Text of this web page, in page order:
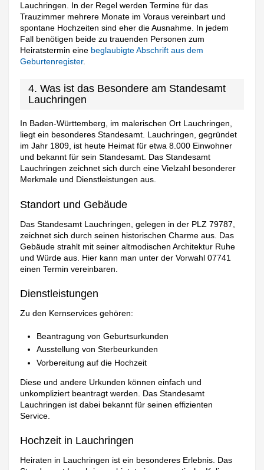
Lauchringen. In der Regel werden Termine für das
Trauzimmer mehrere Monate im Voraus vereinbart und
spontane Hochzeiten sind eher die Ausnahme. In jedem
Fall benötigen beide zu trauenden Personen zum
Heiratstermin eine beglaubigte Abschrift aus dem
Geburtenregister.
4. Was ist das Besondere am Standesamt
Lauchringen
In Baden-Württemberg, im malerischen Ort Lauchringen,
liegt ein besonderes Standesamt. Lauchringen, gegründet
im Jahr 1809, ist heute Heimat für etwa 8.000 Einwohner
und bekannt für sein Standesamt. Das Standesamt
Lauchringen zeichnet sich durch eine Vielzahl besonderer
Merkmale und Dienstleistungen aus.
Standort und Gebäude
Das Standesamt Lauchringen, gelegen in der PLZ 79787,
zeichnet sich durch seinen historischen Charme aus. Das
Gebäude strahlt mit seiner altmodischen Architektur Ruhe
und Würde aus. Hier kann man unter der Vorwahl 07741
einen Termin vereinbaren.
Dienstleistungen
Zu den Kernservices gehören:
Beantragung von Geburtsurkunden
Ausstellung von Sterbeurkunden
Vorbereitung auf die Hochzeit
Diese und andere Urkunden können einfach und
unkompliziert beantragt werden. Das Standesamt
Lauchringen ist dabei bekannt für seinen effizienten
Service.
Hochzeit in Lauchringen
Heiraten in Lauchringen ist ein besonderes Erlebnis. Das